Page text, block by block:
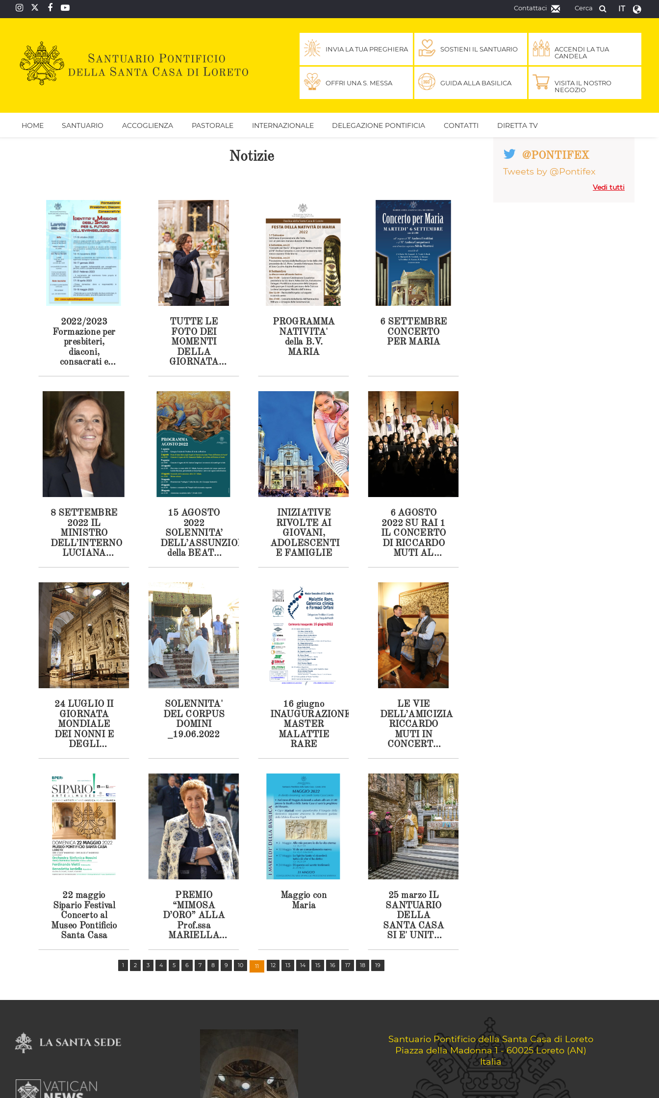
IT
Cerca
Contattaci
INVIA LA TUA PREGHIERA SOSTIENI IL SANTUARIO
ACCENDI LA TUA
CANDELA
OFFRI UNA S. MESSA GUIDA ALLA BASILICA
VISITA IL NOSTRO
NEGOZIO
HOME SANTUARIO ACCOGLIENZA PASTORALE INTERNAZIONALE DELEGAZIONE PONTIFICIA CONTATTI DIRETTA TV
Notizie
2022/2023
Formazione per
presbiteri,
diaconi,
consacrati e
TUTTE LE
FOTO DEI
MOMENTI
DELLA
GIORNATA
ALLA
NATIVITA'
DELLA
VERGINE
MARIA
PROGRAMMA
NATIVITA'
della B.V.
MARIA
6 SETTEMBRE
CONCERTO
PER MARIA
8 SETTEMBRE
2022 IL
MINISTRO
DELL’INTERNO
LUCIANA
ACCENDERA’
LA LAMPADA
DELLA PACE
PER IL
MONDO
15 AGOSTO
2022
SOLENNITA’
DELL’ASSUNZIONE
della BEATA
MARIA
SANTUARIO
PONTIFICIO
DELLA
SANTA CASA
INIZIATIVE
RIVOLTE AI
GIOVANI,
ADOLESCENTI
E FAMIGLIE
6 AGOSTO
2022 SU RAI 1
IL CONCERTO
DI RICCARDO
MUTI AL
DELLA
SANTA CASA
DI LORETO
24 LUGLIO II
GIORNATA
MONDIALE
DEI NONNI E
DEGLI
SOLENNITA'
DEL CORPUS
DOMINI
_19.06.2022
16 giugno
INAUGURAZIONE
MASTER
MALATTIE
RARE
LE VIE
DELL’AMICIZIA
RICCARDO
MUTI IN
CONCERTO
SANTUARIO
DELLA
SANTA CASA
DI LORETO
22 maggio
Sipario Festival
Concerto al
Museo Pontificio
Santa Casa
PREMIO
“MIMOSA
D’ORO” ALLA
Prof.ssa
MARIELLA
CONVENZIONE
OSPEDALE
BAMBINO
SANITARIO
Maggio con
Maria
25 marzo IL
SANTUARIO
DELLA
SANTA CASA
SI E' UNITO
PREGHIERA
1 2 3 4 5 6 7 8 9 10 11 12 13 14 15 16 17 18 19
@PONTIFEX
Tweets by @Pontifex
Vedi tutti
Santuario Pontificio della Santa Casa di Loreto
Piazza della Madonna 1 - 60025 Loreto (AN)
Italia